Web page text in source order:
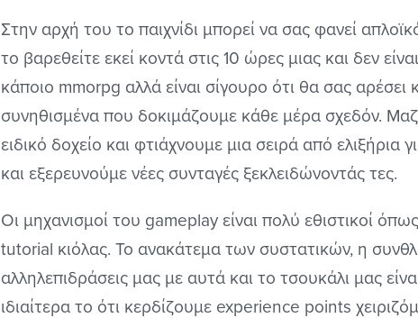
Στην αρχή του το παιχνίδι μπορεί να σας φανεί
το βαρεθείτε εκεί κοντά στις 10 ώρες μιας και δεν
κάποιο mmorpg αλλά είναι σίγουρο ότι θα σας αρέσει
συνηθισμένα που δοκιμάζουμε κάθε μέρα σχεδόν.
ειδικό δοχείο και φτιάχνουμε μια σειρά από
και εξερευνούμε νέες συνταγές ξεκλειδώνοντάς τες.
Οι μηχανισμοί του gameplay είναι πολύ εθιστικοί
tutorial κιόλας. Το ανακάτεμα των συστατικών, η
αλληλεπιδράσεις μας με αυτά και το τσουκάλι μας
ιδιαίτερα το ότι κερδίζουμε experience points